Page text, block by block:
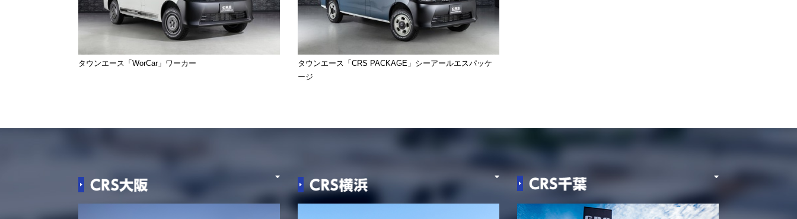
タウンエース「WorCar」ワーカー
タウンエース「CRS PACKAGE」シーアールエスパッケ
ージ